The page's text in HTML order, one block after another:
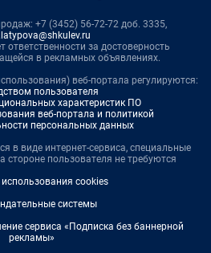
+7 (3452) 56-72-72 доб. 3335,
ответственности за достоверность
в рекламных объявлениях.
веб-портала регулируются:
пользователя
характеристик ПО
веб-портала и политикой
персональных данных
в виде интернет-сервиса, специальные
стороне пользователя не требуются
cookies
системы
сервиса «Подписка без баннерной
рекламы»